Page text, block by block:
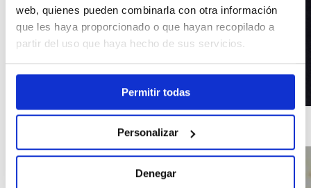
web, quienes pueden combinarla con otra información
que les haya proporcionado o que hayan recopilado a
partir del uso que haya hecho de sus servicios.
Permitir todas
Personalizar
Denegar